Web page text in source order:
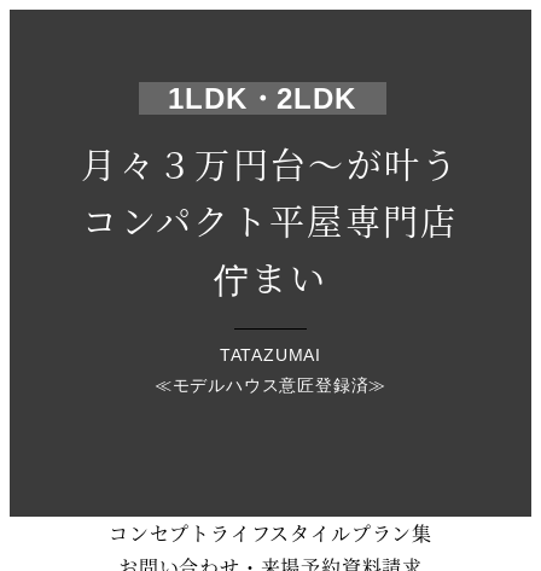
1LDK・2LDK
月々３万円台～が叶う
コンパクト平屋専門店
佇まい
TATAZUMAI
≪モデルハウス意匠登録済≫
コンセプト ライフスタイルプラン集